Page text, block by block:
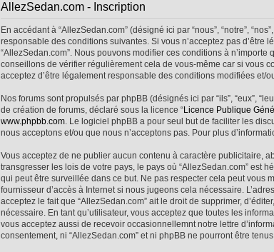
AllezSedan.com - Inscription
En accédant à “AllezSedan.com” (désigné ici par “nous”, “notre”,
responsable des conditions suivantes. Si vous n’acceptez pas
“AllezSedan.com”. Nous pouvons modifier ces conditions à
conseillons de vérifier régulièrement cela de vous-même car si vous
acceptez d’être légalement responsable des conditions modifiées et/
Nos forums sont propulsés par phpBB (désignés ici par “ils”, “eux”,
de création de forums, déclaré sous la licence “Licence Publique
www.phpbb.com. Le logiciel phpBB a pour seul but de faciliter les
nous acceptons et/ou que nous n’acceptons pas. Pour plus
Vous acceptez de ne publier aucun contenu à caractère publicitaire,
transgresser les lois de votre pays, le pays où “AllezSedan.com” est
qui peut être surveillée dans ce but. Ne pas respecter cela peut vous
fournisseur d’accès à Internet si nous jugeons cela nécessaire.
acceptez le fait que “AllezSedan.com” ait le droit de supprimer,
nécessaire. En tant qu’utilisateur, vous acceptez que toutes les
vous acceptez aussi de recevoir occasionnellemnt notre lettre
consentement, ni “AllezSedan.com” et ni phpBB ne pourront être